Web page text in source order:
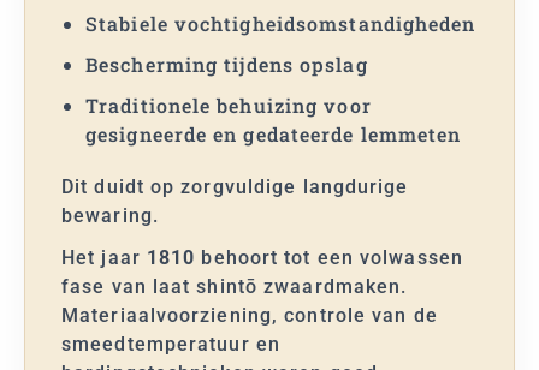
Stabiele vochtigheidsomstandigheden
Bescherming tijdens opslag
Traditionele behuizing voor
gesigneerde en gedateerde lemmeten
Dit duidt op zorgvuldige langdurige
bewaring.
Het jaar 1810 behoort tot een volwassen
fase van laat shintō zwaardmaken.
Materiaalvoorziening, controle van de
smeedtemperatuur en